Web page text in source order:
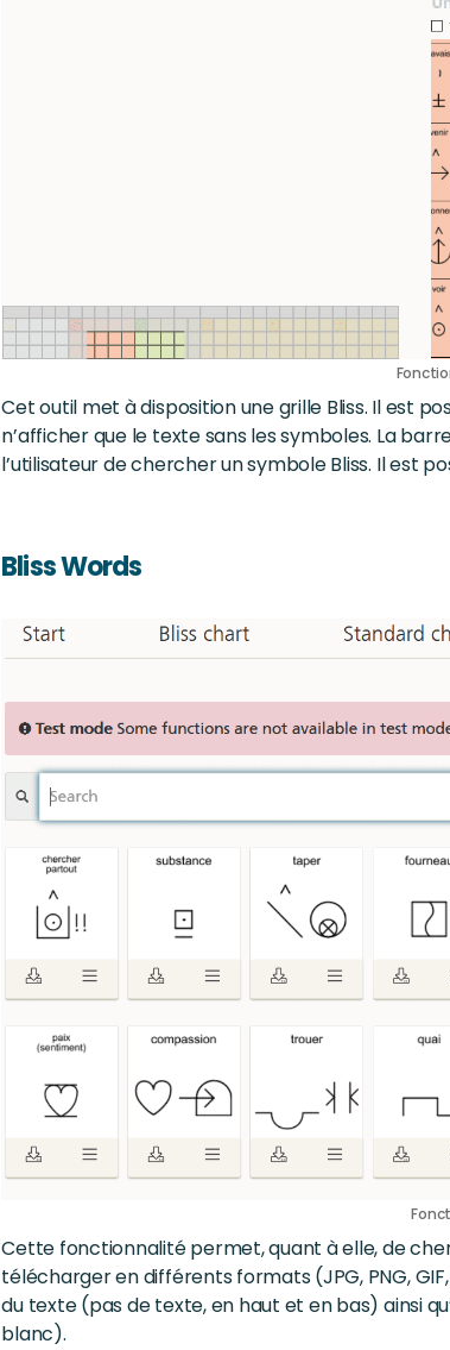
Cet outil met à disposition une grille Bliss. Il est
n’afficher que le texte sans les symboles. La
l’utilisateur de chercher un symbole Bliss. Il est
Bliss Words
Cette fonctionnalité permet, quant à elle, de
télécharger en différents formats (JPG, PNG, GIF,
du texte (pas de texte, en haut et en bas) ainsi
blanc).